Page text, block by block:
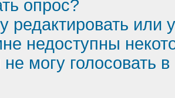
опрос?
редактировать или
недоступны
могу голосовать